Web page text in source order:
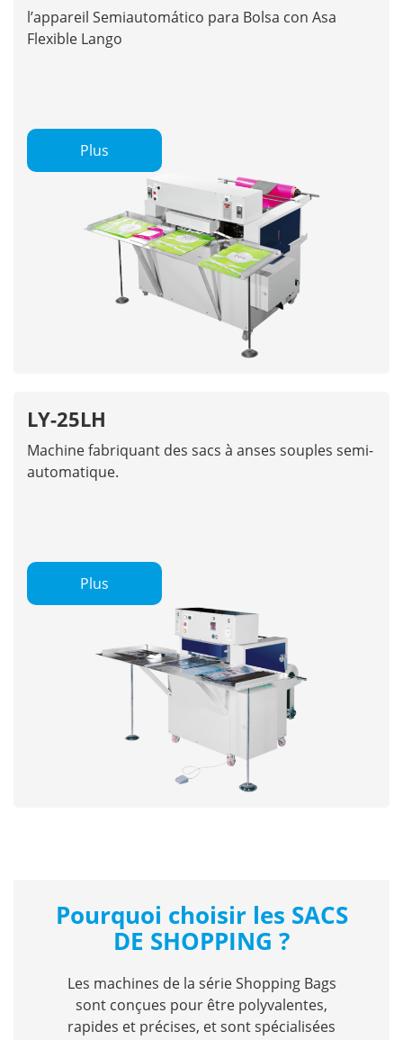
l’appareil Semiautomático para Bolsa con Asa
Flexible Lango
Plus
LY-25LH
Machine fabriquant des sacs à anses souples semi-
automatique.
Plus
Pourquoi choisir les SACS
DE SHOPPING ?
Les machines de la série Shopping Bags
sont conçues pour être polyvalentes,
rapides et précises, et sont spécialisées